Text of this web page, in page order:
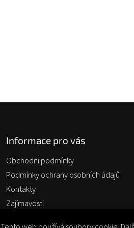
Informace pro vás
Obchodní podmínky
Podmínky ochrany osobních údajů
Kontakty
Zajímavosti